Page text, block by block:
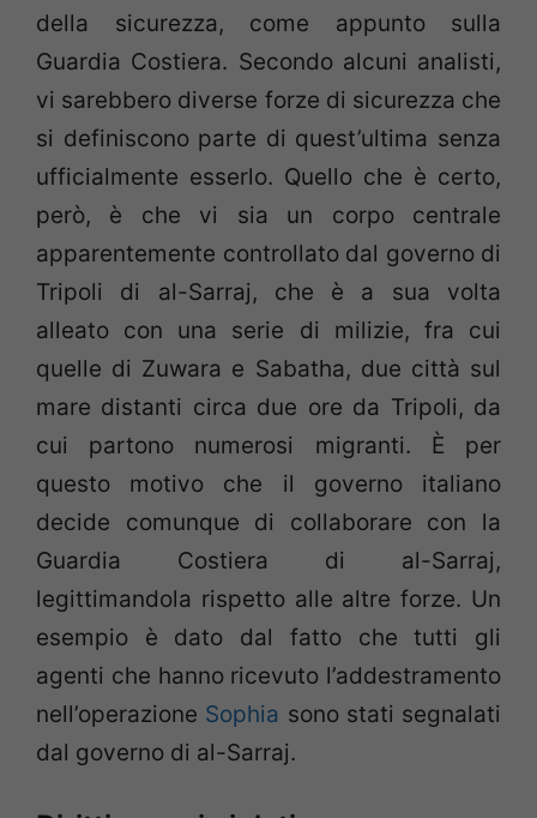
della sicurezza, come appunto sulla
Guardia Costiera. Secondo alcuni analisti,
vi sarebbero diverse forze di sicurezza che
si definiscono parte di quest’ultima senza
ufficialmente esserlo. Quello che è certo,
però, è che vi sia un corpo centrale
apparentemente controllato dal governo di
Tripoli di al-Sarraj, che è a sua volta
alleato con una serie di milizie, fra cui
quelle di Zuwara e Sabatha, due città sul
mare distanti circa due ore da Tripoli, da
cui partono numerosi migranti. È per
questo motivo che il governo italiano
decide comunque di collaborare con la
Guardia Costiera di al-Sarraj,
legittimandola rispetto alle altre forze. Un
esempio è dato dal fatto che tutti gli
agenti che hanno ricevuto l’addestramento
nell’operazione Sophia sono stati segnalati
dal governo di al-Sarraj.